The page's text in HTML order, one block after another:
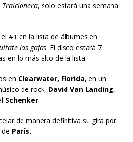
Traicionera, solo estará una semana
#1 en la lista de álbumes en
las gafas. El disco estará 7
en lo más alto de la lista.
en Clearwater, Florida, en un
de rock, David Van Landing,
Schenker.
de manera definitiva su gira por
París.